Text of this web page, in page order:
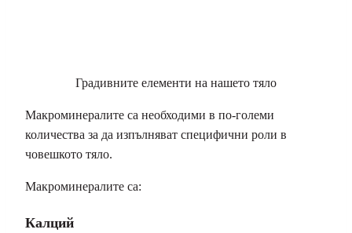
Градивните елементи на нашето тяло
Макроминералите са необходими в по-големи
количества за да изпълняват специфични роли в
човешкото тяло.
Макроминералите са:
Калций